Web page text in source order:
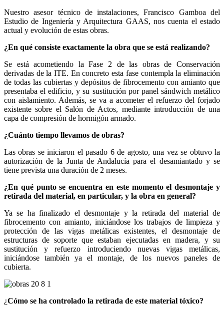
Nuestro asesor técnico de instalaciones, Francisco Gamboa del
Estudio de Ingeniería y Arquitectura GAAS, nos cuenta el estado
actual y evolución de estas obras.
¿En qué consiste exactamente la obra que se está realizando?
Se está acometiendo la Fase 2 de las obras de Conservación
derivadas de la ITE. En concreto esta fase contempla la eliminación
de todas las cubiertas y depósitos de fibrocemento con amianto que
presentaba el edificio, y su sustitución por panel sándwich metálico
con aislamiento. Además, se va a acometer el refuerzo del forjado
existente sobre el Salón de Actos, mediante introducción de una
capa de compresión de hormigón armado.
¿Cuánto tiempo llevamos de obras?
Las obras se iniciaron el pasado 6 de agosto, una vez se obtuvo la
autorización de la Junta de Andalucía para el desamiantado y se
tiene prevista una duración de 2 meses.
¿En qué punto se encuentra en este momento el desmontaje y
retirada del material, en particular, y la obra en general?
Ya se ha finalizado el desmontaje y la retirada del material de
fibrocemento con amianto, iniciándose los trabajos de limpieza y
protección de las vigas metálicas existentes, el desmontaje de
estructuras de soporte que estaban ejecutadas en madera, y su
sustitución y refuerzo introduciendo nuevas vigas metálicas,
iniciándose también ya el montaje, de los nuevos paneles de
cubierta.
¿Cómo se ha controlado la retirada de este material tóxico?